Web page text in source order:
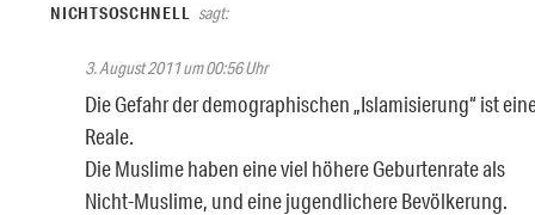
NICHTSOSCHNELL sagt:
3. August 2011 um 00:56 Uhr
Die Gefahr der demographischen „Islamisierung“ ist
Reale.
Die Muslime haben eine viel höhere Geburtenrate als
Nicht-Muslime, und eine jugendlichere Bevölkerung.